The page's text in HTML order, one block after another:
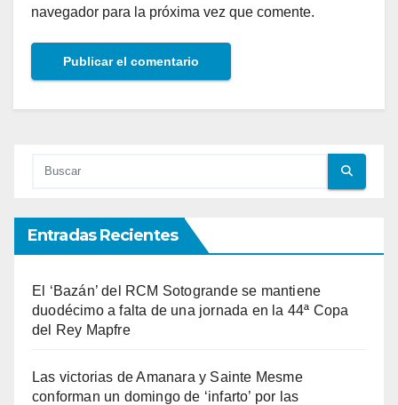
navegador para la próxima vez que comente.
Entradas Recientes
El ‘Bazán’ del RCM Sotogrande se mantiene
duodécimo a falta de una jornada en la 44ª Copa
del Rey Mapfre
Las victorias de Amanara y Sainte Mesme
conforman un domingo de ‘infarto’ por las